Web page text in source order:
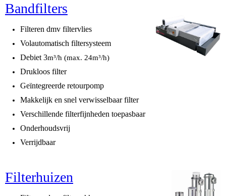
Bandfilters
Filteren dmv filtervlies
Volautomatisch filtersysteem
Debiet 3m³/h (max. 24m³/h)
Drukloos filter
Geïntegreerde retourpomp
Makkelijk en snel verwisselbaar filter
Verschillende filterfijnheden toepasbaar
Onderhoudsvrij
Verrijdbaar
Filterhuizen